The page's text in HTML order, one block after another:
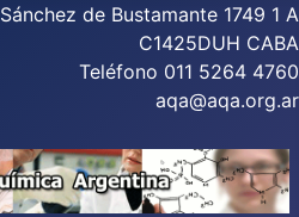
Sánchez de Bustamante 1749 1 A
C1425DUH CABA
Teléfono 011 5264 4760
aqa@aqa.org.ar